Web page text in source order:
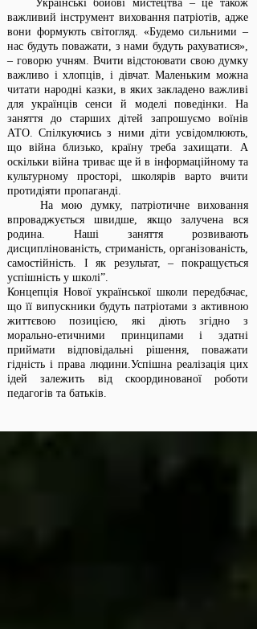
Українські бойові мистецтва – це також
важливий інструмент виховання патріотів, адже
вони формують світогляд. «Будемо сильними –
нас будуть поважати, з нами будуть рахуватися»,
– говорю учням. Вчити відстоювати свою думку
важливо і хлопців, і дівчат. Маленьким можна
читати народні казки, в яких закладено важливі
для українців сенси й моделі поведінки. На
заняття до старших дітей запрошуємо воїнів
АТО. Спілкуючись з ними діти усвідомлюють,
що війна близько, країну треба захищати. А
оскільки війна триває ще й в інформаційному та
культурному просторі, школярів варто вчити
протидіяти пропаганді.
На мою думку, патріотичне виховання
впроваджується швидше, якщо залучена вся
родина. Наші заняття розвивають
дисциплінованість, стриманість, організованість,
самостійність. І як результат, – покращується
успішність у школі”.
Концепція Нової української школи передбачає,
що її випускники будуть патріотами з активною
життєвою позицією, які діють згідно з
морально-етичними принципами і здатні
приймати відповідальні рішення, поважати
гідність і права людини.Успішна реалізація цих
ідей залежить від скоординованої роботи
педагогів та батьків.